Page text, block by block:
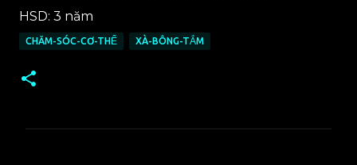
HSD: 3 năm
CHĂM-SÓC-CƠ-THỂ XÀ-BÔNG-TẮM